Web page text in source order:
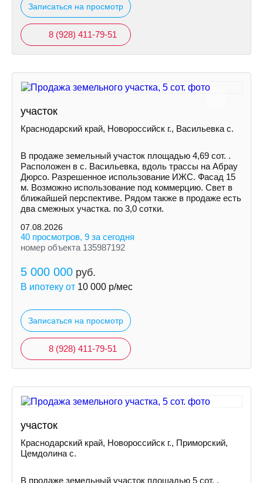
Записаться на просмотр
8 (928) 411-79-51
участок
Краснодарский край, Новороссийск г., Васильевка с.
В продаже земельный участок площадью 4,69 сот. .
Расположен в с. Васильевка, вдоль трассы на Абрау
Дюрсо. Разрешенное использование ИЖС. Фасад 15
м. Возможно использование под коммерцию. Свет в
ближайшей перспективе. Рядом также в продаже есть
два смежных участка. по 3,0 сотки.
07.08.2026
40 просмотров, 9 за сегодня
номер объекта 135987192
5 000 000 руб.
В ипотеку от 10 000 р/мес
Записаться на просмотр
8 (928) 411-79-51
участок
Краснодарский край, Новороссийск г., Приморский,
Цемдолина с.
В продаже земельный участок площадью 5 сот. .